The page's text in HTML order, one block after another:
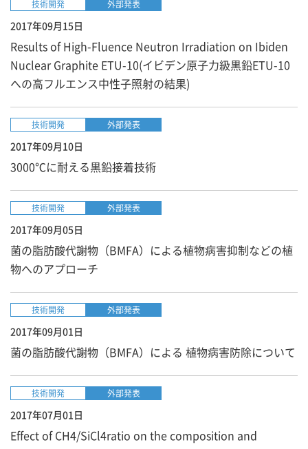
技術開発 外部発表
2017年09月15日
Results of High-Fluence Neutron Irradiation on Ibiden
Nuclear Graphite ETU-10(イビデン原子力級黒鉛ETU-10
への高フルエンス中性子照射の結果)
技術開発 外部発表
2017年09月10日
3000℃に耐える黒鉛接着技術
技術開発 外部発表
2017年09月05日
菌の脂肪酸代謝物（BMFA）による植物病害抑制などの植
物へのアプローチ
技術開発 外部発表
2017年09月01日
菌の脂肪酸代謝物（BMFA）による 植物病害防除について
技術開発 外部発表
2017年07月01日
Effect of CH4/SiCl4ratio on the composition and